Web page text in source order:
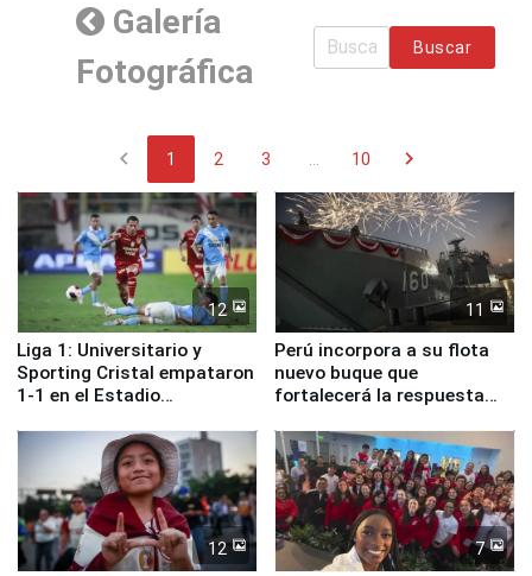
Galería
Fotográfica
Buscar
chevron_left 1 2 3 10 chevron_right
12
Liga 1: Universitario y
Sporting Cristal empataron
1-1 en el Estadio
11
Perú incorpora a su flota
nuevo buque que
fortalecerá la respuesta
12 7